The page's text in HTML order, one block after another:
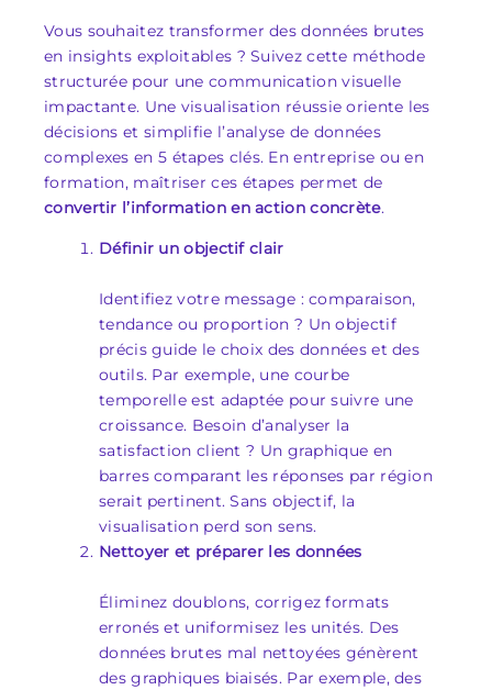
Vous souhaitez transformer des données brutes
en insights exploitables ? Suivez cette méthode
structurée pour une communication visuelle
impactante. Une visualisation réussie oriente les
décisions et simplifie l’analyse de données
complexes en 5 étapes clés. En entreprise ou en
formation, maîtriser ces étapes permet de
convertir l’information en action concrète.
Définir un objectif clair
Identifiez votre message : comparaison,
tendance ou proportion ? Un objectif
précis guide le choix des données et des
outils. Par exemple, une courbe
temporelle est adaptée pour suivre une
croissance. Besoin d’analyser la
satisfaction client ? Un graphique en
barres comparant les réponses par région
serait pertinent. Sans objectif, la
visualisation perd son sens.
Nettoyer et préparer les données
Éliminez doublons, corrigez formats
erronés et uniformisez les unités. Des
données brutes mal nettoyées génèrent
des graphiques biaisés. Par exemple, des